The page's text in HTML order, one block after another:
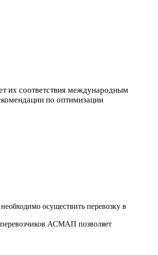
их соответствия международным
по оптимизации
осуществить перевозку в
АСМАП позволяет